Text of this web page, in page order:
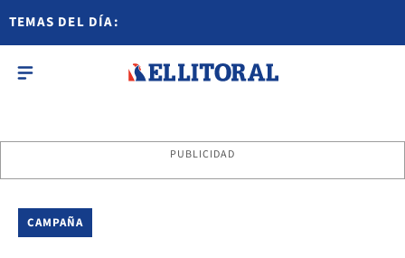
TEMAS DEL DÍA:
PUBLICIDAD
CAMPAÑA